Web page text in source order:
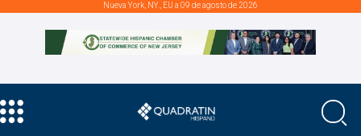
Nueva York, NY., EU a 09 de agosto de 2026